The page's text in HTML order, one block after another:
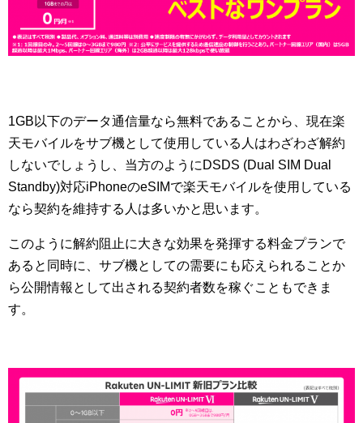
1GB以下のデータ通信量なら無料であることから、現在楽
天モバイルをサブ機として使用している人はわざわざ解約
しないでしょうし、当方のようにDSDS (Dual SIM Dual
Standby)対応iPhoneのeSIMで楽天モバイルを使用している
なら契約を維持する人は多いかと思います。
このように解約阻止に大きな効果を発揮する料金プランで
あると同時に、サブ機としての需要にも応えられることか
ら公開情報として出される契約者数を稼ぐこともできま
す。